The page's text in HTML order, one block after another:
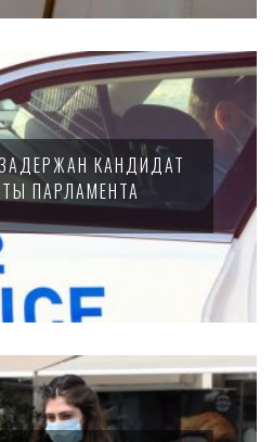
КАНДИДАТ
ПАРЛАМЕНТА